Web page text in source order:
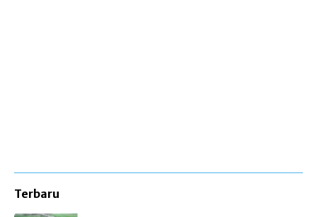
Terbaru